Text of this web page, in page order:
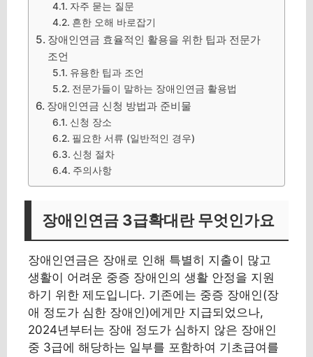
자주 묻는 질문
흔한 오해 바로잡기
장애인연금 효율적인 활용을 위한 팁과 전문가
조언
유용한 팁과 조언
전문가들이 말하는 장애인연금 활용법
장애인연금 신청 방법과 준비물
신청 장소
필요한 서류 (일반적인 경우)
신청 절차
주의사항
장애인연금 3급확대란 무엇인가요
장애인연금은 장애로 인해 특별히 지출이 많고
생활이 어려운 중증 장애인의 생활 안정을 지원
하기 위한 제도입니다. 기존에는 중증 장애인(장
애 정도가 심한 장애인)에게만 지급되었으나,
2024년부터는 장애 정도가 심하지 않은 장애인
중 3급에 해당하는 일부를 포함하여 기초급여를